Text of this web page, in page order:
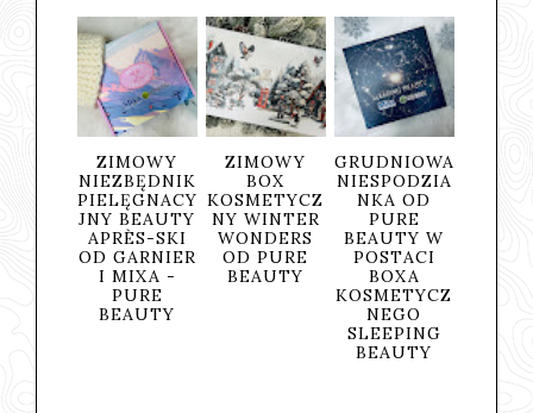
ZIMOWY
BOX
KOSMETYCZ
NY WINTER
WONDERS
OD PURE
BEAUTY
GRUDNIOWA
NIESPODZIA
NKA OD
PURE
BEAUTY W
POSTACI
BOXA
URODZINY
PIĘKNA BOX
- PURE
BEAUTY